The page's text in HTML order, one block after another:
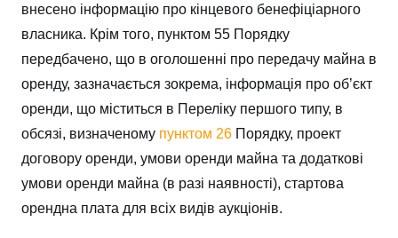
внесено інформацію про кінцевого бенефіціарного
власника. Крім того, пунктом 55 Порядку
передбачено, що в оголошенні про передачу майна в
оренду, зазначається зокрема, інформація про об’єкт
оренди, що міститься в Переліку першого типу, в
обсязі, визначеному пунктом 26 Порядку, проект
договору оренди, умови оренди майна та додаткові
умови оренди майна (в разі наявності), стартова
орендна плата для всіх видів аукціонів.